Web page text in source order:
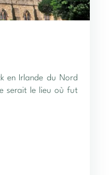
en Irlande du Nord
serait le lieu où fut